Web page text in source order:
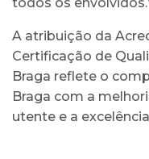
A atribuição da
Certificação de
Braga reflete o
Braga com a
utente e a